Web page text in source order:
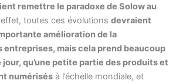
remettre le paradoxe de Solow au
effet, toutes ces évolutionsdevraient
amélioration de la
entreprises, mais cela prend beaucoup
jour, qu’une petite partie des produits et
numérisés à l’échelle mondiale, et